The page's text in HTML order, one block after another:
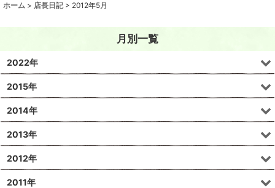
ホーム > 店長日記 > 2012年5月
月別一覧
2022年
2015年
2014年
2013年
2012年
2011年